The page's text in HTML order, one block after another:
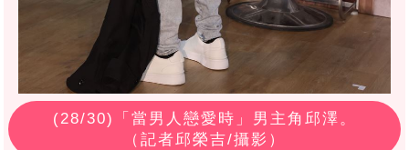
(28/30)「當男人戀愛時」男主角邱澤。
（記者邱榮吉/攝影）